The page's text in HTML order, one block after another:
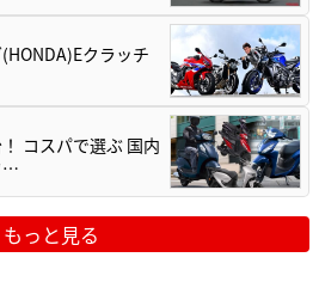
クラッチ
コスパで選ぶ 国内
…
もっと見る